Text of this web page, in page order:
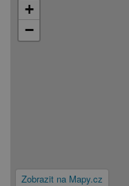
Zobrazit na Mapy.cz
+
−